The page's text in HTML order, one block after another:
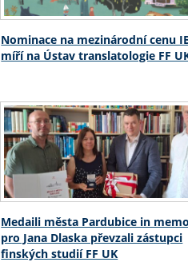
Nominace na mezinárodní cenu
míří na Ústav translatologie FF
Medaili města Pardubice in
pro Jana Dlaska převzali zástupci
finských studií FF UK